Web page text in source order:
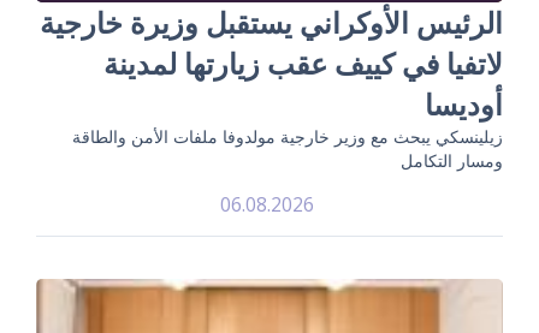
الرئيس الأوكراني يستقبل وزيرة خارجية
لاتفيا في كييف عقب زيارتها لمدينة
أوديسا
زيلينسكي يبحث مع وزير خارجية مولدوفا ملفات الأمن والطاقة
ومسار التكامل
06.08.2026